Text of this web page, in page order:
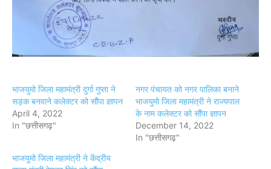
भाजयुमो जिला महामंत्री दुर्गा गुप्ता ने
सड़क बनवाने कलेक्टर को सौंपा ज्ञापन
April 4, 2022
In "छत्तीसगढ़"
नगर पंचायत को नगर पालिका बनाने
भाजयुमो जिला महामंत्री ने राज्यपाल
के नाम कलेक्टर को सौंपा ज्ञापन
December 14, 2022
In "छत्तीसगढ़"
भाजयुमो जिला महामंत्री ने केंद्रीय